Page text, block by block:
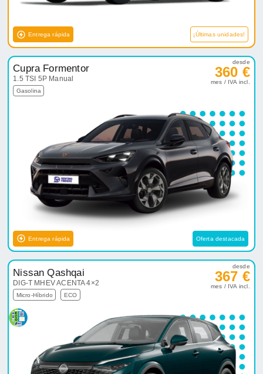
Entrega rápida ¡Últimas unidades!
Cupra Formentor
1.5 TSI 5P Manual
Gasolina
desde
360 €
mes / IVA incl.
Entrega rápida Oferta destacada
Nissan Qashqai
DIG-T MHEV ACENTA 4×2
Micro-Híbrido ECO
desde
367 €
mes / IVA incl.